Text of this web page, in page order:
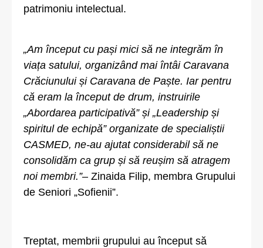
patrimoniu intelectual.
„Am început cu pași mici să ne integrăm în
viața satului, organizând mai întâi Caravana
Crăciunului și Caravana de Paște. Iar pentru
că eram la început de drum, instruirile
„Abordarea participativă” și „Leadership și
spiritul de echipă” organizate de specialiștii
CASMED, ne-au ajutat considerabil să ne
consolidăm ca grup și să reușim să atragem
noi membri.”– Zinaida Filip, membra Grupului
de Seniori „Sofienii”.
Treptat, membrii grupului au început să